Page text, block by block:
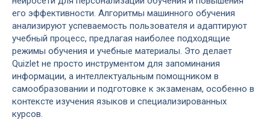
его эффективности. Алгоритмы машинного обучения
анализируют успеваемость пользователя и адаптируют
учебный процесс, предлагая наиболее подходящие
режимы обучения и учебные материалы. Это делает
Quizlet не просто инструментом для запоминания
информации, а интеллектуальным помощником в
самообразовании и подготовке к экзаменам, особенно в
контексте изучения языков и специализированных
курсов.